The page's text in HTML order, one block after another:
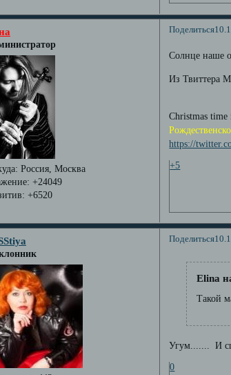
Поделиться
Россия, Москва
+24049
+6520
Солнце наше
Из Твиттера
Christmas time
https://
+5
Поделиться
Elina
Такой
Угум....... И
0